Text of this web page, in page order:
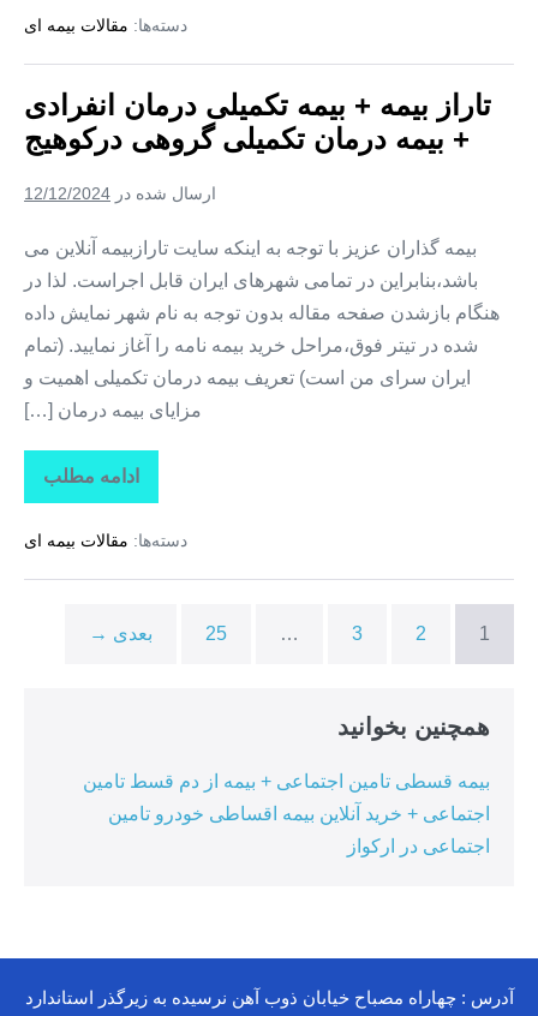
بیمه
درمان
+
بیمه
درمان
تکمیلی
در
دسته‌ها: مقالات بیمه ای
تاراز بیمه + بیمه تکمیلی درمان انفرادی
+ بیمه درمان تکمیلی گروهی درکوهیج
ارسال شده در 12/12/2024
بیمه گذاران عزیز با توجه به اینکه سایت تارازبیمه آنلاین می
باشد،بنابراین در تمامی شهرهای ایران قابل اجراست. لذا در
هنگام بازشدن صفحه مقاله بدون توجه به نام شهر نمایش داده
شده در تیتر فوق،مراحل خرید بیمه نامه را آغاز نمایید. (تمام
ایران سرای من است) تعریف بیمه درمان تکمیلی اهمیت و
مزایای بیمه درمان […]
ادامه مطلب
تاراز
بیمه
بیمه
درمان
بیمه
دسته‌ها: مقالات بیمه ای
1
2
3
…
25 بعدی →
همچنین بخوانید
بیمه قسطی تامین اجتماعی + بیمه از دم قسط تامین
اجتماعی + خرید آنلاین بیمه اقساطی خودرو تامین
اجتماعی در ارکواز
آدرس : چهاراه مصباح خیابان ذوب آهن نرسیده به زیرگذر استاندارد